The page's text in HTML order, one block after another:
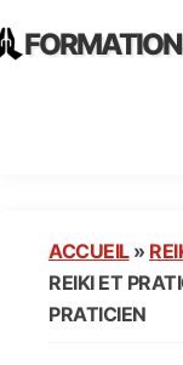
to
to
France
ACCUEIL»
REIKI ET
PRATICIEN